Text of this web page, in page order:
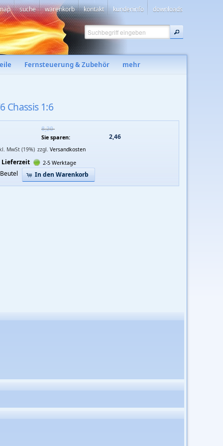
suche warenkorb kontakt kundeninfo downloads
Fernsteuerung & Zubehör mehr
Chassis 1:6
8,20 
Sie sparen: 2,46 
MwSt (19%) zzgl. Versandkosten
Lieferzeit 2-5 Werktage
Beutel In den Warenkorb